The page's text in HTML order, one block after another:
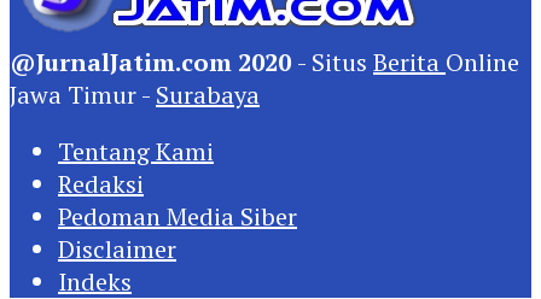
@JurnalJatim.com 2020 - Situs Berita Online
Jawa Timur - Surabaya
Tentang Kami
Redaksi
Pedoman Media Siber
Disclaimer
Indeks